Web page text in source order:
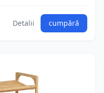
Detalii cumpără